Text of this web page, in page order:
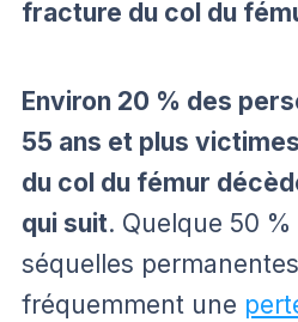
fracture du col du
Environ 20 % des
55 ans et plus
du col du fémur
qui suit. Quelque 50
séquelles
fréquemment une